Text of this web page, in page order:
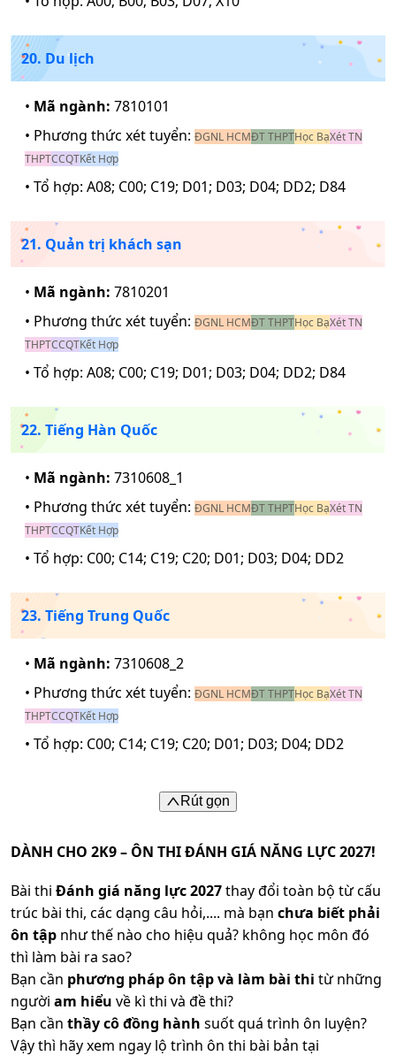
20. Du lịch
• Mã ngành: 7810101
• Phương thức xét tuyển: ĐGNL HCMĐT THPTHọc BạXét TN
THPTCCQTKết Hợp
• Tổ hợp: A08; C00; C19; D01; D03; D04; DD2; D84
21. Quản trị khách sạn
• Mã ngành: 7810201
• Phương thức xét tuyển: ĐGNL HCMĐT THPTHọc BạXét TN
THPTCCQTKết Hợp
• Tổ hợp: A08; C00; C19; D01; D03; D04; DD2; D84
22. Tiếng Hàn Quốc
• Mã ngành: 7310608_1
• Phương thức xét tuyển: ĐGNL HCMĐT THPTHọc BạXét TN
THPTCCQTKết Hợp
• Tổ hợp: C00; C14; C19; C20; D01; D03; D04; DD2
23. Tiếng Trung Quốc
• Mã ngành: 7310608_2
• Phương thức xét tuyển: ĐGNL HCMĐT THPTHọc BạXét TN
THPTCCQTKết Hợp
• Tổ hợp: C00; C14; C19; C20; D01; D03; D04; DD2
Rút gọn
DÀNH CHO 2K9 – ÔN THI ĐÁNH GIÁ NĂNG LỰC 2027!
Bài thi Đánh giá năng lực 2027thay đổi toàn bộ từ cấu
trúc bài thi, các dạng câu hỏi,.... mà bạn chưa biết phải
ôn tập như thế nào cho hiệu quả? không học môn đó
thì làm bài ra sao?
Bạn cần phương pháp ôn tập và làm bài thi từ những
người am hiểu về kì thi và đề thi?
Bạn cần thầy cô đồng hành suốt quá trình ôn luyện?
Vậy thì hãy xem ngay lộ trình ôn thi bài bản tại